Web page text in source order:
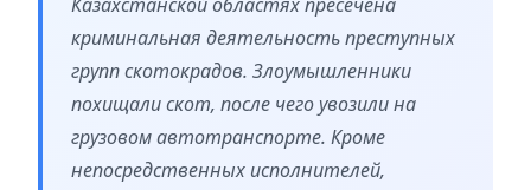
криминальная деятельность преступных
групп скотокрадов. Злоумышленники
похищали скот, после чего увозили на
грузовом автотранспорте. Кроме
непосредственных исполнителей,